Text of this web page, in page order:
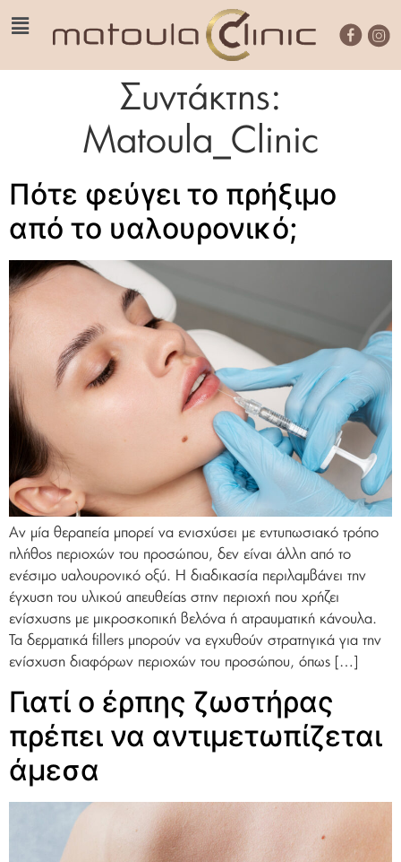
Συντάκτης:
Matoula_Clinic
Πότε φεύγει το πρήξιμο
από το υαλουρονικό;
Αν μία θεραπεία μπορεί να ενισχύσει με εντυπωσιακό τρόπο
πλήθος περιοχών του προσώπου, δεν είναι άλλη από το
ενέσιμο υαλουρονικό οξύ. Η διαδικασία περιλαμβάνει την
έγχυση του υλικού απευθείας στην περιοχή που χρήζει
ενίσχυσης με μικροσκοπική βελόνα ή ατραυματική κάνουλα.
Τα δερματικά fillers μπορούν να εγχυθούν στρατηγικά για την
ενίσχυση διαφόρων περιοχών του προσώπου, όπως […]
Γιατί ο έρπης ζωστήρας
πρέπει να αντιμετωπίζεται
άμεσα